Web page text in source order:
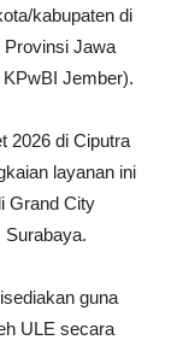
kabupaten di
Provinsi Jawa
Jember).
2026 di Ciputra
layanan ini
Grand City
Surabaya.
guna
ULE secara